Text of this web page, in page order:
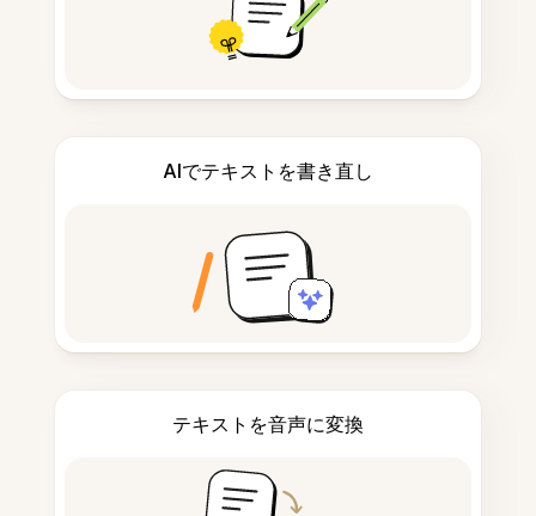
AIでテキストを書き直し
テキストを音声に変換